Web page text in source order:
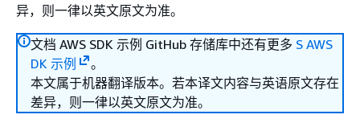
异，则一律以英文原文为准。
文档 AWS SDK 示例 GitHub 存储库中还有更多 S AWS
DK 示例
。
本文属于机器翻译版本。若本译文内容与英语原文存在
差异，则一律以英文原文为准。